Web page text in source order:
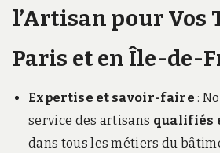
l’Artisan pour Vos
Paris et en Île-de-
Expertise et savoir-faire :
service des artisans qualifiés
dans tous les métiers du